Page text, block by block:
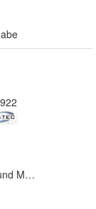
Multimedia